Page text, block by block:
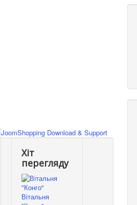
JoomShopping Download & Support
Хіт
перегляду
Вітальня